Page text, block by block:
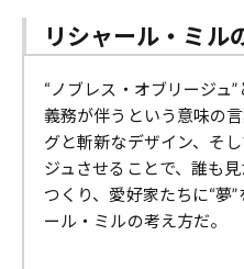
リシャール・ミル
“ノブレス・オブリージュ
義務が伴うという意味の
グと斬新なデザイン、そ
ジュさせることで、誰も
つくり、愛好家たちに“夢
ール・ミルの考え方だ。